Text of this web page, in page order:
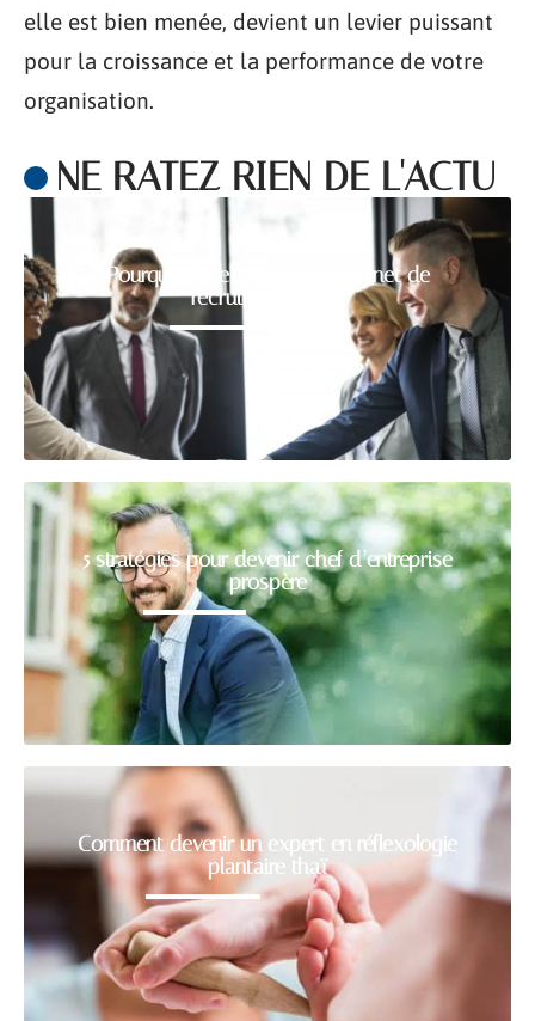
elle est bien menée, devient un levier puissant
pour la croissance et la performance de votre
organisation.
NE RATEZ RIEN DE L'ACTU
Pourquoi faire appel à un cabinet de
recrutement RH ?
5 stratégies pour devenir chef d’entreprise
prospère
Comment devenir un expert en réflexologie
plantaire thaï